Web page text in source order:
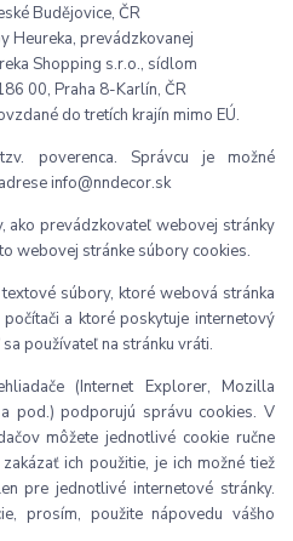
Budějovice, ČR
Heureka, prevádzkovanej
Shopping s.r.o., sídlom
00, Praha 8-Karlín, ČR
do tretích krajín mimo EÚ.
poverenca. Správcu je možné
info@nndecor.sk
ako prevádzkovateľ webovej stránky
webovej stránke súbory cookies.
súbory, ktoré webová stránka
a ktoré poskytuje internetový
používateľ na stránku vráti.
(Internet Explorer, Mozilla
pod.) podporujú správu cookies. V
môžete jednotlivé cookie ručne
ich použitie, je ich možné tiež
pre jednotlivé internetové stránky.
prosím, použite nápovedu vášho